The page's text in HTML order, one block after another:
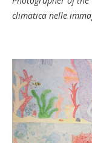
climatica nelle